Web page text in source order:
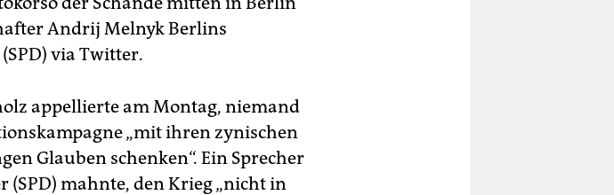
Andrij Melnyk Berlins
via Twitter.
appellierte am Montag, niemand
„mit ihren zynischen
Glauben schenken“. Ein Sprecher
mahnte, den Krieg „nicht in